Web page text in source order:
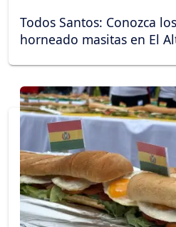
Todos Santos: Conozca
horneado masitas en El